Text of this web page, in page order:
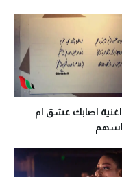
اصابك عشق ام